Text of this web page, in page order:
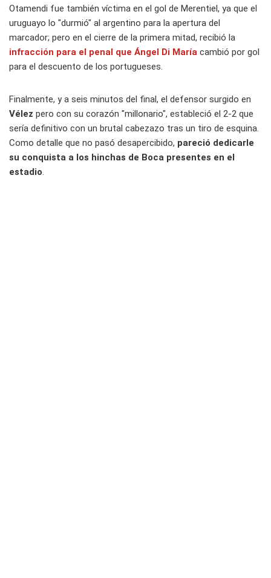
Otamendi fue también víctima en el gol de Merentiel, ya que el
uruguayo lo "durmió" al argentino para la apertura del
marcador; pero en el cierre de la primera mitad, recibió la
infracción para el penal que Ángel Di María cambió por gol
para el descuento de los portugueses.
Finalmente, y a seis minutos del final, el defensor surgido en
Vélez pero con su corazón "millonario", estableció el 2-2 que
sería definitivo con un brutal cabezazo tras un tiro de esquina.
Como detalle que no pasó desapercibido, pareció dedicarle
su conquista a los hinchas de Boca presentes en el
estadio.